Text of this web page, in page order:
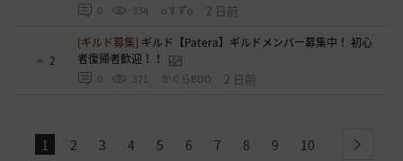
0 334 oすずo 2 日前
2
[ギルド募集] ギルド【Patera】ギルドメンバー募集中！ 初心
者復帰者歓迎！！
0 371 かぐらBDO 2 日前
1 2 3 4 5 6 7 8 9 10 next